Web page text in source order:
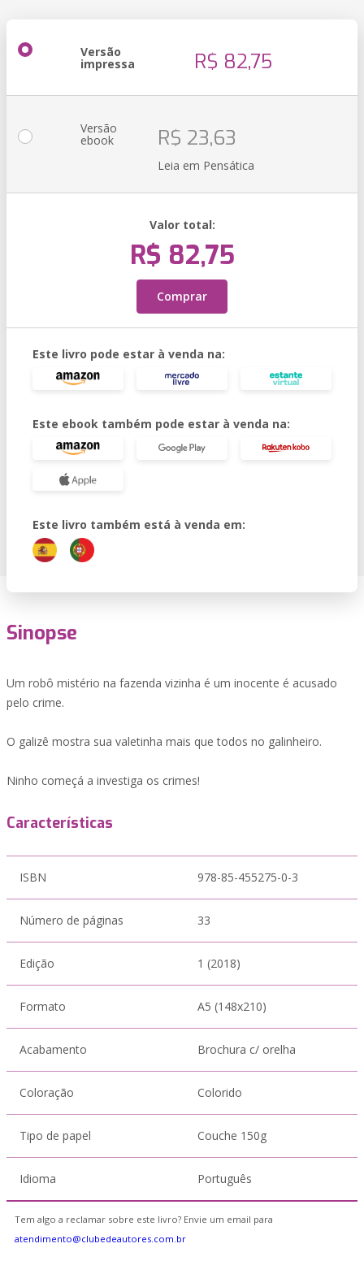
Versão
impressa R$ 82,75
Versão
ebook R$ 23,63
Leia em Pensática
Valor total:
R$ 82,75
Comprar
Este livro pode estar à venda na:
Este ebook também pode estar à venda na:
Este livro também está à venda em:
Sinopse
Um robô mistério na fazenda vizinha é um inocente é acusado
pelo crime.
O galizê mostra sua valetinha mais que todos no galinheiro.
Ninho começá a investiga os crimes!
Características
ISBN 978-85-455275-0-3
Número de páginas 33
Edição 1 (2018)
Formato A5 (148x210)
Acabamento Brochura c/ orelha
Coloração Colorido
Tipo de papel Couche 150g
Idioma Português
Tem algo a reclamar sobre este livro? Envie um email para
atendimento@clubedeautores.com.br